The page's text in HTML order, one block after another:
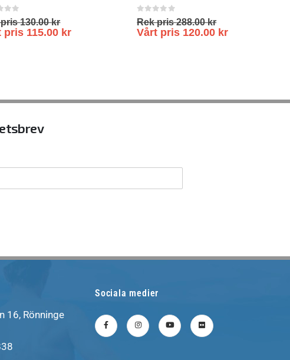
of 5
pris130.00kr
pris 115.00 kr
0out of 5
Rek pris288.00kr
Vårt pris 120.00 kr
16, Rönninge
Sociala medier